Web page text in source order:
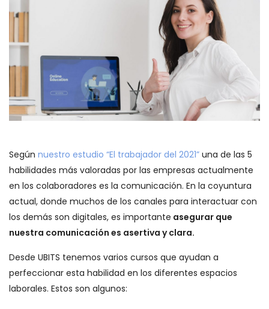
Según nuestro estudio “El trabajador del 2021” una de las 5
habilidades más valoradas por las empresas actualmente
en los colaboradores es la comunicación. En la coyuntura
actual, donde muchos de los canales para interactuar con
los demás son digitales, es importante asegurar que
nuestra comunicación es asertiva y clara.
Desde UBITS tenemos varios cursos que ayudan a
perfeccionar esta habilidad en los diferentes espacios
laborales. Estos son algunos: